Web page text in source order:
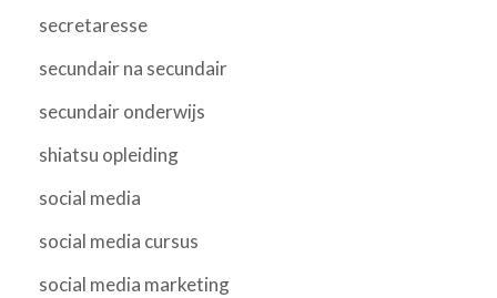
secretaresse
secundair na secundair
secundair onderwijs
shiatsu opleiding
social media
social media cursus
social media marketing